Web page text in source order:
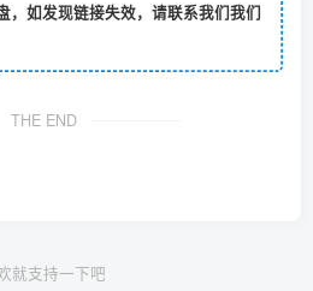
，如发现链接失效，请联系我们我们
THE END
就支持一下吧